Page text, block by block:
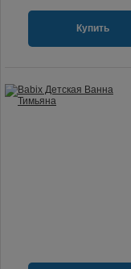
Купить